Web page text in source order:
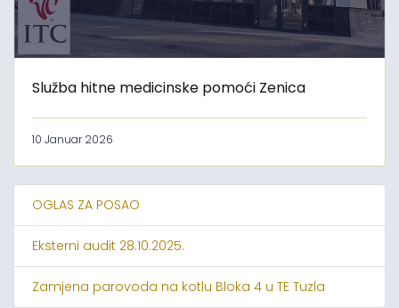
Služba hitne medicinske pomoći Zenica
10 Januar 2026
OGLAS ZA POSAO
Eksterni audit 28.10.2025.
Zamjena parovoda na kotlu Bloka 4 u TE Tuzla